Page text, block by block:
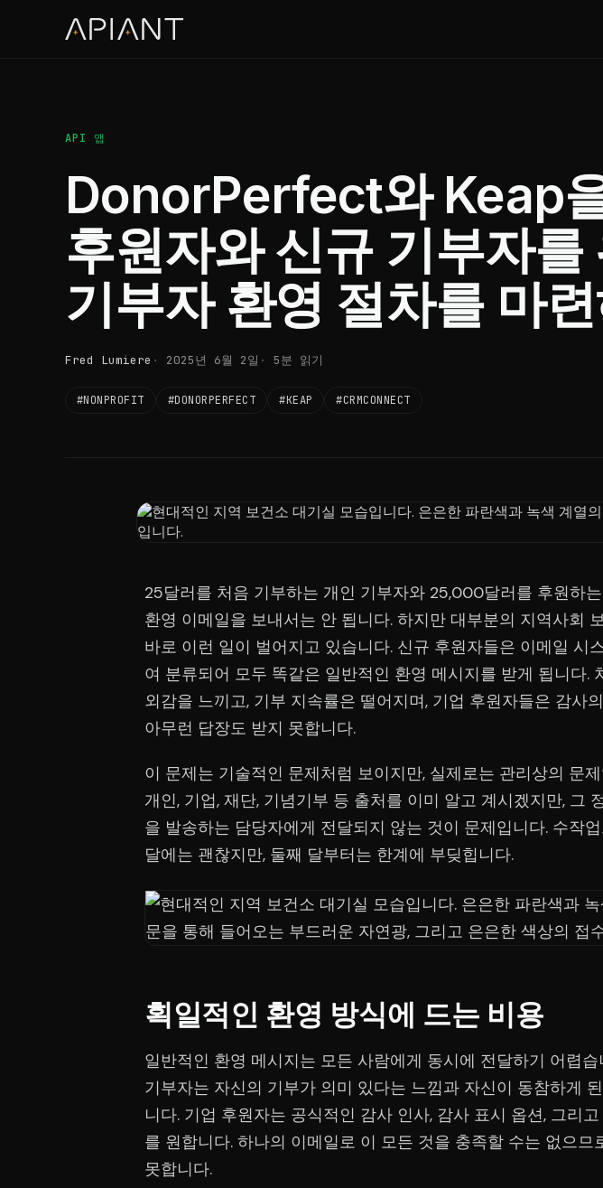
API 앱
DonorPerfect와 Keap
후원자와 신규 기부자를
기부자 환영 절차를 마
Fred Lumiere 2025년 6월 2일 5분 읽기
#NONPROFIT #DONORPERFECT #KEAP #CRMCONNECT
25달러를 처음 기부하는 개인 기부자와 25,000달러를 후원하
환영 이메일을 보내서는 안 됩니다. 하지만 대부분의 지역사회
바로 이런 일이 벌어지고 있습니다. 신규 후원자들은 이메일 시
여 분류되어 모두 똑같은 일반적인 환영 메시지를 받게 됩니다.
외감을 느끼고, 기부 지속률은 떨어지며, 기업 후원자들은 감사
아무런 답장도 받지 못합니다.
이 문제는 기술적인 문제처럼 보이지만, 실제로는 관리상의 문
개인, 기업, 재단, 기념기부 등 출처를 이미 알고 계시겠지만, 그
을 발송하는 담당자에게 전달되지 않는 것이 문제입니다. 수작
달에는 괜찮지만, 둘째 달부터는 한계에 부딪힙니다.
획일적인 환영 방식에 드는 비용
일반적인 환영 메시지는 모든 사람에게 동시에 전달하기 어렵
기부자는 자신의 기부가 의미 있다는 느낌과 자신이 동참하게
니다. 기업 후원자는 공식적인 감사 인사, 감사 표시 옵션, 그리
를 원합니다. 하나의 이메일로 이 모든 것을 충족할 수는 없으므
못합니다.